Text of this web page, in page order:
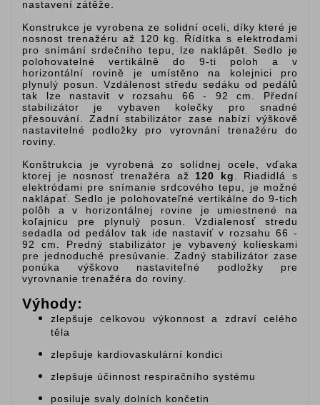
nastavení zátěže.
Konstrukce je vyrobena ze solidní oceli, díky které je
nosnost trenažéru až 120 kg. Řídítka s elektrodami
pro snímání srdečního tepu, lze naklápět. Sedlo je
polohovatelné vertikálně do 9-ti poloh a v
horizontální rovině je umístěno na kolejnici pro
plynulý posun. Vzdálenost středu sedáku od pedálů
tak lze nastavit v rozsahu 66 - 92 cm. Přední
stabilizátor je vybaven kolečky pro snadné
přesouvání. Zadní stabilizátor zase nabízí výškově
nastavitelné podložky pro vyrovnání trenažéru do
roviny.
Konštrukcia je vyrobená zo solídnej ocele, vďaka
ktorej je nosnosť trenažéra až 120 kg
. Riadidlá s
elektródami pre snímanie srdcového tepu, je možné
naklápať. Sedlo je polohovateľné vertikálne do 9-tich
polôh a v horizontálnej rovine je umiestnené na
koľajnicu pre plynulý posun. Vzdialenosť stredu
sedadla od pedálov tak ide nastaviť v rozsahu 66 -
92 cm. Predný stabilizátor je vybavený kolieskami
pre jednoduché presúvanie. Zadný stabilizátor zase
ponúka výškovo nastaviteľné podložky pre
vyrovnanie trenažéra do roviny.
Výhody:
zlepšuje celkovou výkonnost a zdraví celého
těla
zlepšuje kardiovaskulární kondici
zlepšuje účinnost respiračního systému
posiluje svaly dolních končetin